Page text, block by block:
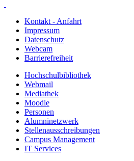
Kontakt - Anfahrt
Impressum
Datenschutz
Webcam
Barrierefreiheit
Hochschulbibliothek
Webmail
Mediathek
Moodle
Personen
Alumninetzwerk
Stellenausschreibungen
Campus Management
IT Services